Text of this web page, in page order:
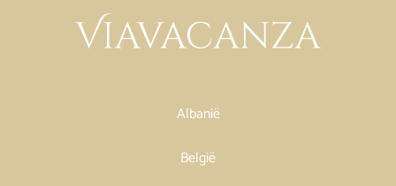
Albanië
België